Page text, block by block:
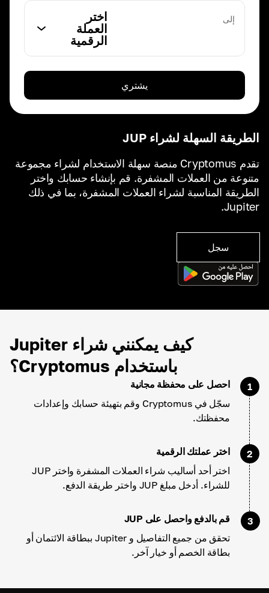
الطريقة السهلة لشراء JUP
تقدم Cryptomus منصة سهلة الاستخدام لشراء مجموعة
متنوعة من العملات المشفرة. قم بإنشاء حسابك واختر
الطريقة المناسبة لشراء العملات المشفرة، بما في ذلك
Jupiter.
سجل
إلى
اختر
العملة
الرقمية
يشتري
كيف يمكنني شراء Jupiter
باستخدام Cryptomus؟
1
احصل على محفظة مجانية
سجّل في Cryptomus وقم بتهيئة حسابك وإعدادات
محفظتك.
2
اختر عملتك الرقمية
اختر أحد أساليب شراء العملات المشفرة واختر JUP
للشراء. أدخل مبلغ JUP واختر طريقة الدفع.
3
قم بالدفع واحصل على JUP
تحقق من جميع التفاصيل و Jupiter ببطاقة الائتمان أو
بطاقة الخصم أو خيار آخر.